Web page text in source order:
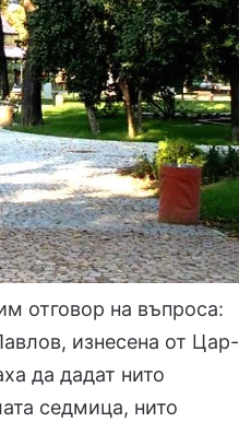
отговор на въпроса:
изнесена от Цар-
да дадат нито
седмица, нито